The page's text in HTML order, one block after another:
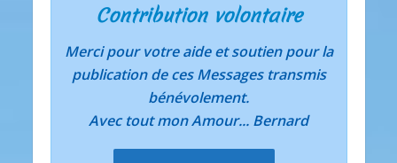
Contribution volontaire
Merci pour votre aide et soutien pour la
publication de ces Messages transmis
bénévolement.
Avec tout mon Amour... Bernard